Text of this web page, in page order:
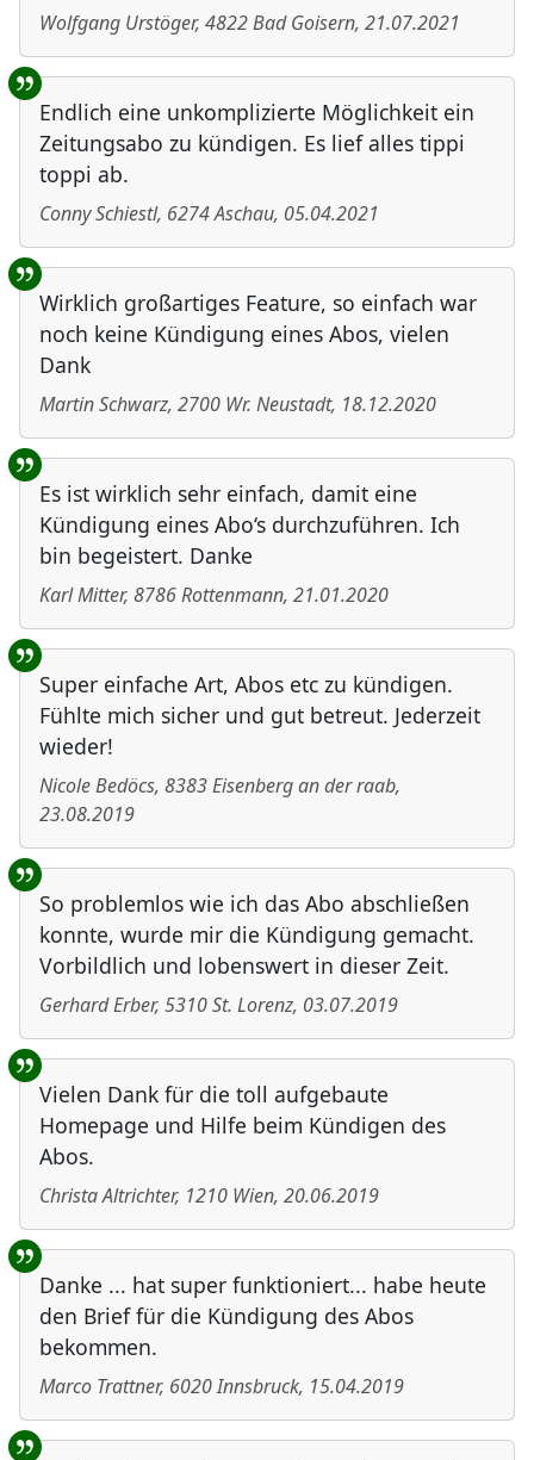
Wolfgang Urstöger, 4822Bad Goisern, 21.07.2021
Endlich eine unkomplizierte Möglichkeit ein
Zeitungsabo zu kündigen. Es lief alles tippi
toppi ab.
Conny Schiestl, 6274Aschau, 05.04.2021
Wirklich großartiges Feature, so einfach war
noch keine Kündigung eines Abos, vielen
Dank
Martin Schwarz, 2700 Wr. Neustadt, 18.12.2020
Es ist wirklich sehr einfach, damit eine
Kündigung eines Abo‘s durchzuführen. Ich
bin begeistert. Danke
Karl Mitter, 8786Rottenmann, 21.01.2020
Super einfache Art, Abos etc zu kündigen.
Fühlte mich sicher und gut betreut. Jederzeit
wieder!
Nicole Bedöcs, 8383Eisenberg an der raab,
23.08.2019
So problemlos wie ich das Abo abschließen
konnte, wurde mir die Kündigung gemacht.
Vorbildlich und lobenswert in dieser Zeit.
Gerhard Erber, 5310St. Lorenz, 03.07.2019
Vielen Dank für die toll aufgebaute
Homepage und Hilfe beim Kündigen des
Abos.
Christa Altrichter, 1210 Wien, 20.06.2019
Danke ... hat super funktioniert... habe heute
den Brief für die Kündigung des Abos
bekommen.
Marco Trattner, 6020Innsbruck, 15.04.2019